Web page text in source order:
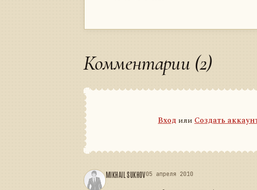
Комментарии (2)
Вход или Создать
MIKHAIL SUKHOV05 апреля 2010